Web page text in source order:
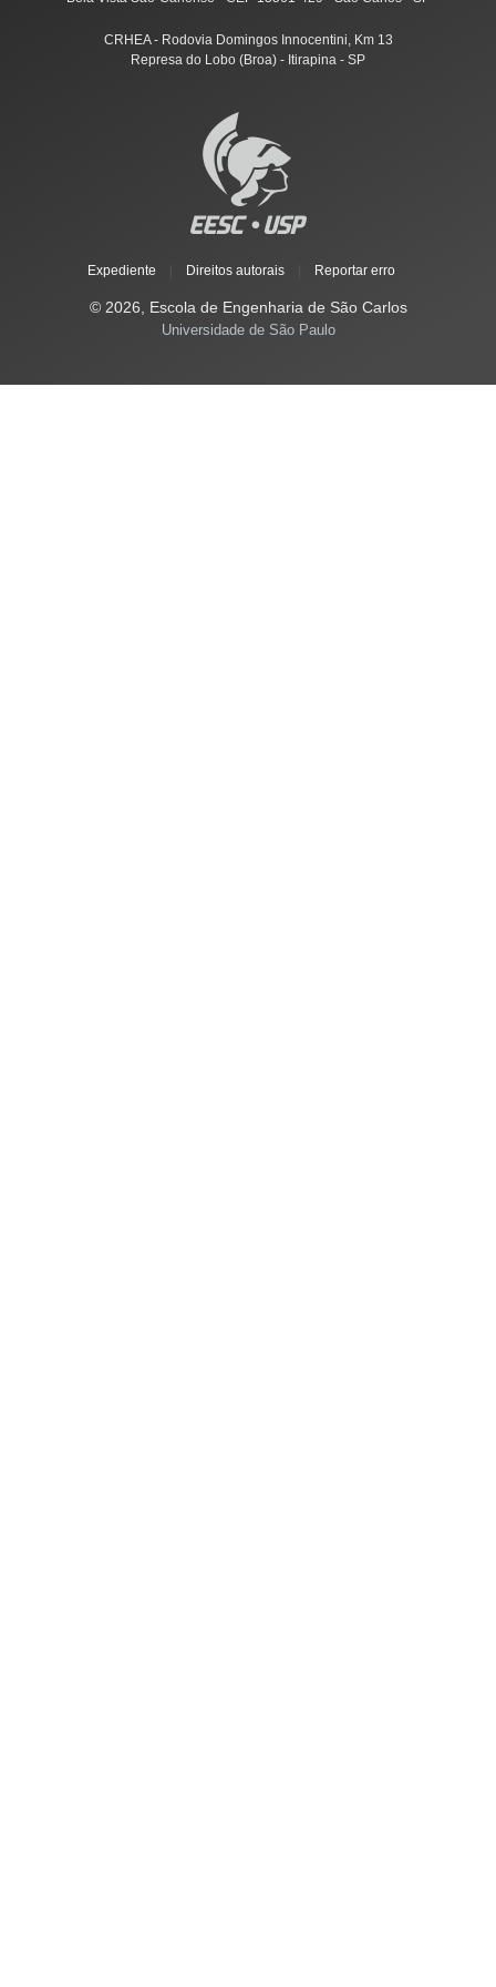
CRHEA - Rodovia Domingos Innocentini, Km 13
Represa do Lobo (Broa) - Itirapina - SP
Expediente Direitos autorais Reportar erro
© 2026, Escola de Engenharia de São Carlos
Universidade de São Paulo